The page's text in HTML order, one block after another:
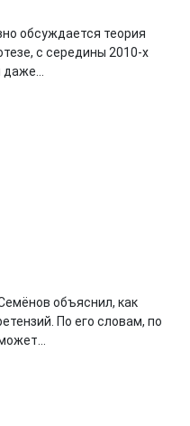
обсуждается теория
с середины 2010-х
объяснил, как
По его словам, по